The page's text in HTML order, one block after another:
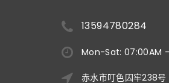
13594780284
Mon-Sat: 07:00AM
赤水市叮色囚牢238号